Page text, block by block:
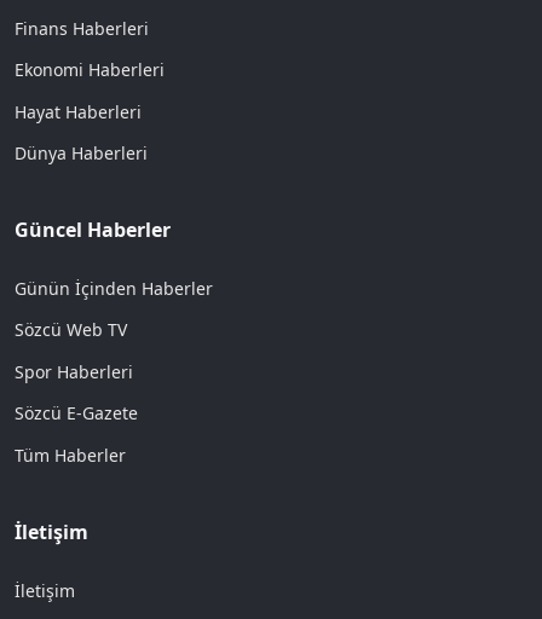
Finans Haberleri
Ekonomi Haberleri
Hayat Haberleri
Dünya Haberleri
Güncel Haberler
Günün İçinden Haberler
Sözcü Web TV
Spor Haberleri
Sözcü E-Gazete
Tüm Haberler
İletişim
İletişim